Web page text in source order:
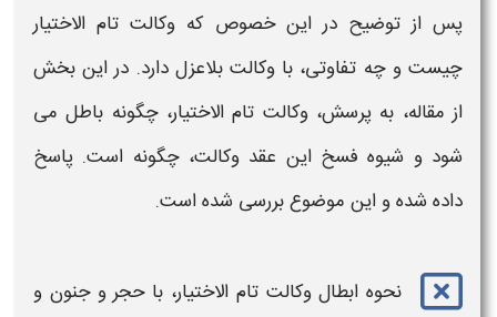
پس از توضیح در این خصوص که وکالت تام الاختیار
چیستو چه تفاوتی، با وکالتبلاعزل دارد. در این بخش
از مقاله، به پرسش،وکالت تام الاختیار،چگونه باطل می
شود و شیوه فسخ این عقد وکالت، چگونه است. پاسخ
داده شده و این موضوع بررسی شده است.
نحوه ابطالوکالت تام الاختیار، باحجر و جنون و